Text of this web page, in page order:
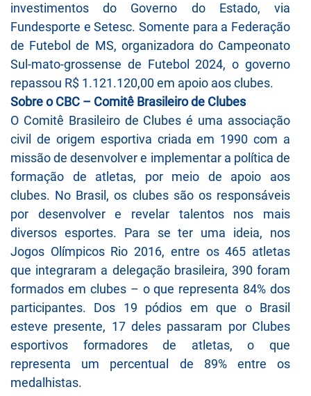
investimentos do Governo do Estado, via
Fundesporte e Setesc. Somente para a Federação
de Futebol de MS, organizadora do Campeonato
Sul-mato-grossense de Futebol 2024, o governo
repassou R$ 1.121.120,00 em apoio aos clubes.
Sobre o CBC – Comitê Brasileiro de Clubes
O Comitê Brasileiro de Clubes é uma associação
civil de origem esportiva criada em 1990 com a
missão de desenvolver e implementar a política de
formação de atletas, por meio de apoio aos
clubes. No Brasil, os clubes são os responsáveis
por desenvolver e revelar talentos nos mais
diversos esportes. Para se ter uma ideia, nos
Jogos Olímpicos Rio 2016, entre os 465 atletas
que integraram a delegação brasileira, 390 foram
formados em clubes – o que representa 84% dos
participantes. Dos 19 pódios em que o Brasil
esteve presente, 17 deles passaram por Clubes
esportivos formadores de atletas, o que
representa um percentual de 89% entre os
medalhistas.